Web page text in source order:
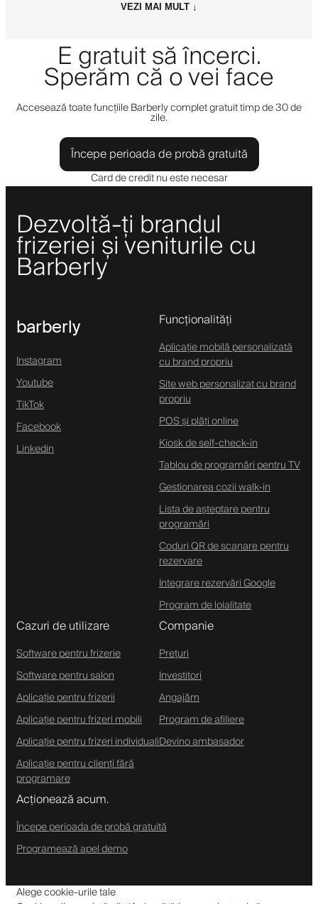
VEZI MAI MULT ↓
E gratuit să încerci.
Sperăm că o vei face
Accesează toate funcțiile Barberly complet gratuit timp de 30 de
zile.
Începe perioada de probă gratuită
Card de credit nu este necesar
Dezvoltă-ți brandul
frizeriei și veniturile cu
Barberly
barberly
Instagram
Youtube
TikTok
Facebook
Linkedin
Funcționalități
Aplicație mobilă personalizată
cu brand propriu
Site web personalizat cu brand
propriu
POS și plăți online
Kiosk de self-check-in
Tablou de programări pentru TV
Gestionarea cozii walk-in
Lista de așteptare pentru
programări
Coduri QR de scanare pentru
rezervare
Integrare rezervări Google
Program de loialitate
Cazuri de utilizare
Software pentru frizerie
Software pentru salon
Aplicație pentru frizerii
Aplicație pentru frizeri mobili
Aplicație pentru frizeri individuali
Aplicație pentru clienți fără
programare
Companie
Prețuri
Investitori
Angajăm
Program de afiliere
Devino ambasador
Acționează acum.
Începe perioada de probă gratuită
Programează apel demo
Alege cookie-urile tale